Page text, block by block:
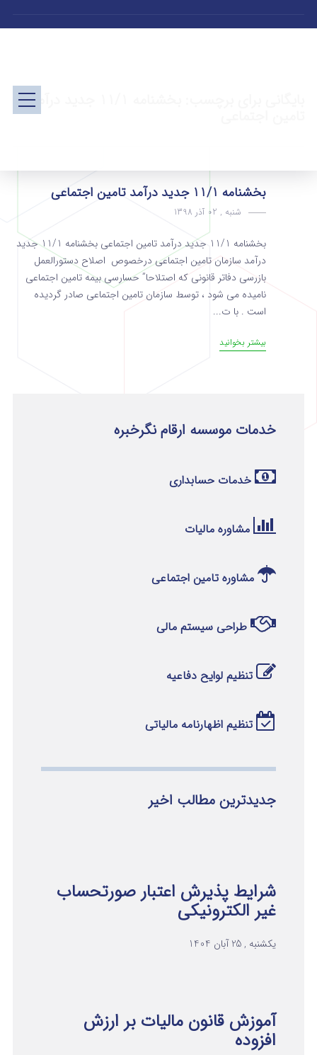
بایگانی برای برچسب: بخشنامه 11/1 جدید درآمد
بخشنامه 11/1 جدید درآمد تامین اجتماعی
شنبه , 02 آذر 1398
بخشنامه 11/1 جدید درآمد تامین اجتماعی بخشنامه 11/1 جدید
درآمد سازمان تامین اجتماعی درخصوص اصلاح دستورالعمل
بازرسی دفاتر قانونی که اصتلاحا” حسارسی بیمه تامین اجتماعی
نامیده می شود ، توسط سازمان تامین اجتماعی صادر گردیده
است . با ت...
بیشتر بخوانید
خدمات موسسه ارقام نگرخبره
خدمات حسابداری
مشاوره مالیات
مشاوره تامین اجتماعی
طراحی سیستم مالی
تنظیم لوایح دفاعیه
تنظیم اظهارنامه مالیاتی
جدیدترین مطالب اخیر
شرایط پذیرش اعتبار صورتحساب
غیر الکترونیکی
یکشنبه , 25 آبان 1404
آموزش قانون مالیات بر ارزش
افزوده